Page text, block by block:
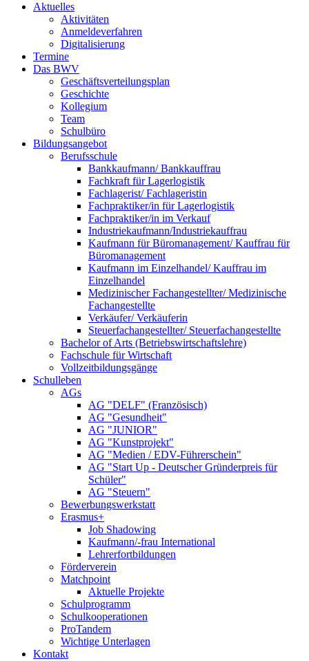
Aktuelles
Aktivitäten
Anmeldeverfahren
Digitalisierung
Termine
Das BWV
Geschäftsverteilungsplan
Geschichte
Kollegium
Team
Schulbüro
Bildungsangebot
Berufsschule
Bankkaufmann/ Bankkauffrau
Fachkraft für Lagerlogistik
Fachlagerist/ Fachlageristin
Fachpraktiker/in für Lagerlogistik
Fachpraktiker/in im Verkauf
Industriekaufmann/Industriekauffrau
Kaufmann für Büromanagement/ Kauffrau für
Büromanagement
Kaufmann im Einzelhandel/ Kauffrau im
Einzelhandel
Medizinischer Fachangestellter/ Medizinische
Fachangestellte
Verkäufer/ Verkäuferin
Steuerfachangestellter/ Steuerfachangestellte
Bachelor of Arts (Betriebswirtschaftslehre)
Fachschule für Wirtschaft
Vollzeitbildungsgänge
Schulleben
AGs
AG "DELF" (Französisch)
AG "Gesundheit"
AG "JUNIOR"
AG "Kunstprojekt"
AG "Medien / EDV-Führerschein"
AG "Start Up - Deutscher Gründerpreis für
Schüler"
AG "Steuern"
Bewerbungswerkstatt
Erasmus+
Job Shadowing
Kaufmann/-frau International
Lehrerfortbildungen
Förderverein
Matchpoint
Aktuelle Projekte
Schulprogramm
Schulkooperationen
ProTandem
Wichtige Unterlagen
Kontakt